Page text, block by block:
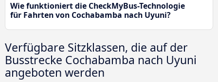
Wie funktioniert die CheckMyBus-Technologie
für Fahrten von Cochabamba nach Uyuni?
Verfügbare Sitzklassen, die auf der
Busstrecke Cochabamba nach Uyuni
angeboten werden